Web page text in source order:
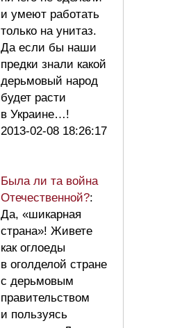
и умеют работать
только на унитаз.
Да если бы наши
предки знали какой
дерьмовый народ
будет расти
в Украине…!
2013-02-08 18:26:17
Была ли та война
Отечественной?:
Да, «шикарная
страна»! Живете
как оглоеды
в оголделой стране
с дерьмовым
правительством
и пользуясь